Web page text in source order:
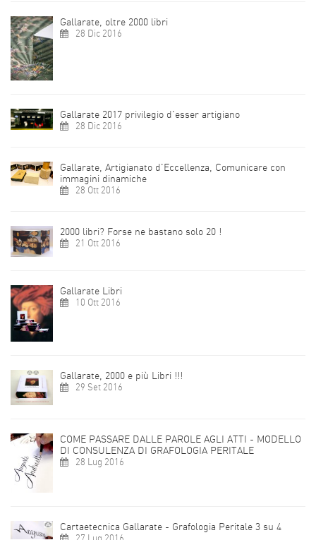
Gallarate, oltre 2000 libri
28 Dic 2016
Gallarate 2017 privilegio d'esser artigiano
28 Dic 2016
Gallarate, Artigianato d'Eccellenza, Comunicare con
immagini dinamiche
28 Ott 2016
2000 libri? Forse ne bastano solo 20 !
21 Ott 2016
Gallarate Libri
10 Ott 2016
Gallarate, 2000 e più Libri !!!
29 Set 2016
COME PASSARE DALLE PAROLE AGLI ATTI - MODELLO
DI CONSULENZA DI GRAFOLOGIA PERITALE
28 Lug 2016
Cartaetecnica Gallarate - Grafologia Peritale 3 su 4